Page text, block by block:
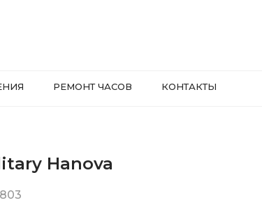
РЕМОНТ ЧАСОВ КОНТАКТЫ
Hanova